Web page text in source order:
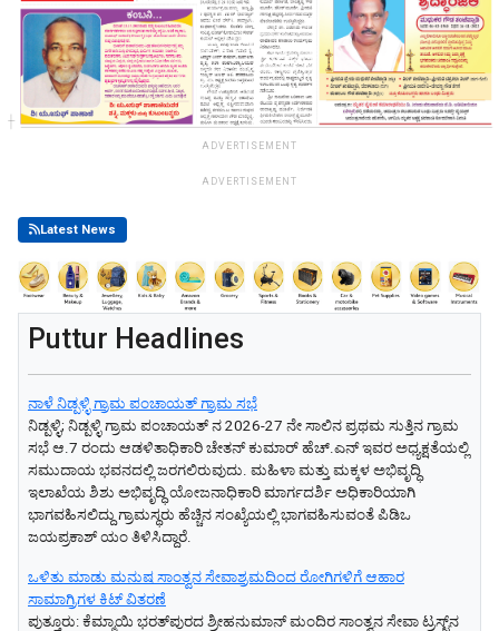
ADVERTISEMENT
ADVERTISEMENT
Latest News
Puttur Headlines
ನಾಳೆ ನಿಡ್ಪಳ್ಳಿ ಗ್ರಾಮ ಪಂಚಾಯತ್ ಗ್ರಾಮ ಸಭೆ
ನಿಡ್ಪಳ್ಳಿ; ನಿಡ್ಪಳ್ಳಿ ಗ್ರಾಮ ಪಂಚಾಯತ್ ನ 2026-27 ನೇ ಸಾಲಿನ ಪ್ರಥಮ ಸುತ್ತಿನ ಗ್ರಾಮ
ಸಭೆ ಆ.7 ರಂದು ಆಡಳಿತಾಧಿಕಾರಿ ಚೇತನ್ ಕುಮಾರ್ ಹೆಚ್.ಎನ್ ಇವರ ಅಧ್ಯಕ್ಷತೆಯಲ್ಲಿ
ಸಮುದಾಯ ಭವನದಲ್ಲಿ ಜರಗಲಿರುವುದು. ಮಹಿಳಾ ಮತ್ತು ಮಕ್ಕಳ ಅಭಿವೃದ್ಧಿ
ಇಲಾಖೆಯ ಶಿಶು ಅಭಿವೃದ್ಧಿ ಯೋಜನಾಧಿಕಾರಿ ಮಾರ್ಗದರ್ಶಿ ಅಧಿಕಾರಿಯಾಗಿ
ಭಾಗವಹಿಸಲಿದ್ದು ಗ್ರಾಮಸ್ಥರು ಹೆಚ್ಚಿನ ಸಂಖ್ಯೆಯಲ್ಲಿ ಭಾಗವಹಿಸುವಂತೆ ಪಿಡಿಒ
ಜಯಪ್ರಕಾಶ್ ಯಂ ತಿಳಿಸಿದ್ದಾರೆ.
ಒಳಿತು ಮಾಡು ಮನುಷ ಸಾಂತ್ವನ ಸೇವಾಶ್ರಮದಿಂದ ರೋಗಿಗಳಿಗೆ ಆಹಾರ
ಸಾಮಾಗ್ರಿಗಳ ಕಿಟ್ ವಿತರಣೆ
ಪುತ್ತೂರು: ಕೆಮ್ಮಾಯಿ ಭರತ್‌ಪುರದ ಶ್ರೀಹನುಮಾನ್ ಮಂದಿರ ಸಾಂತ್ವನ ಸೇವಾ ಟ್ರಸ್ಟ್‌ನ